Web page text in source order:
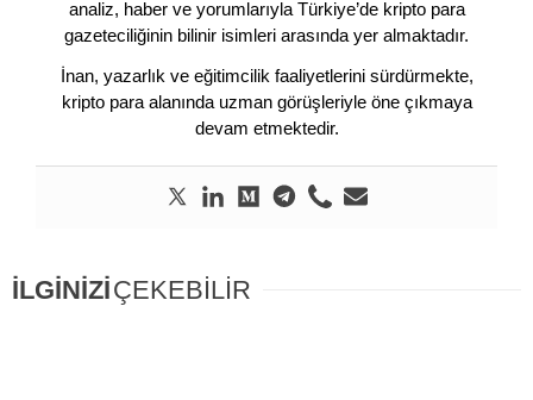
analiz, haber ve yorumlarıyla Türkiye’de kripto para
gazeteciliğinin bilinir isimleri arasında yer almaktadır.
İnan, yazarlık ve eğitimcilik faaliyetlerini sürdürmekte,
kripto para alanında uzman görüşleriyle öne çıkmaya
devam etmektedir.
İLGİNİZİÇEKEBİLİR